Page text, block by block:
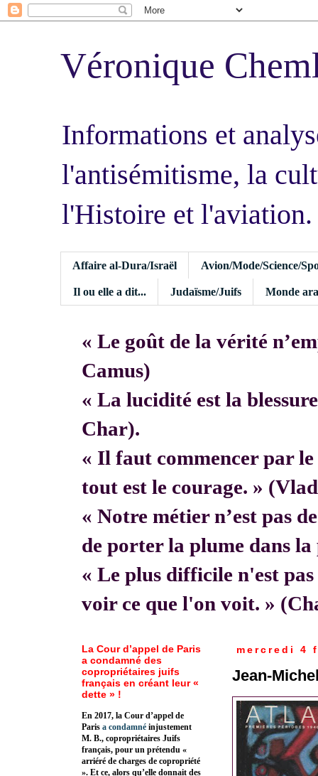
Véronique
Informations et
l'antisémitisme, la
l'Histoire et l'aviation.
Affaire al-Dura/Israël Avion/Mode/Science/
Il ou elle a dit... Judaïsme/Juifs Monde
« Le goût de la vérité
Camus)
« La lucidité est la
Char).
« Il faut commencer par le
tout est le courage. »
« Notre métier n’est pas
de porter la plume dans
« Le plus difficile n'est
voir ce que l'on voit. »
mercredi 4
Jean-
La Cour d’appel de Paris
a condamné des
copropriétaires juifs
français en créant leur «
dette » !
En 2017, la Cour d’appel de
Paris a condamné injustement
M. B., copropriétaires Juifs
français, pour un prétendu «
arriéré de charges de copropriété
». Et ce, alors qu’elle donnait des